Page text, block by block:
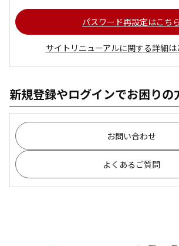
パスワード再設定はこちら
サイトリニューアルに関する詳細
新規登録やログインでお困りの
お問い合わせ
よくあるご質問